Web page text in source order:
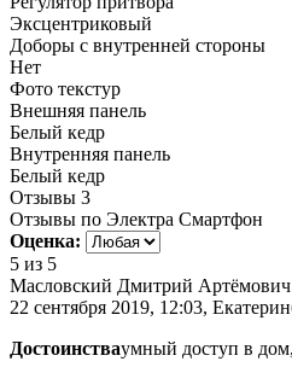
Эксцентриковый
Доборы с внутренней стороны
Нет
Фото текстур
Внешняя панель
Белый кедр
Внутренняя панель
Белый кедр
Отзывы 3
Отзывы по Электра Смартфон
Оценка:
5 из 5
Масловский Дмитрий Артёмович
22 сентября 2019, 12:03,
Достоинстваумный доступ в